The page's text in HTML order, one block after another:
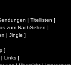
| Titellisten ]
zum NachSehen ]
| Jingle ]
]
| Links ]